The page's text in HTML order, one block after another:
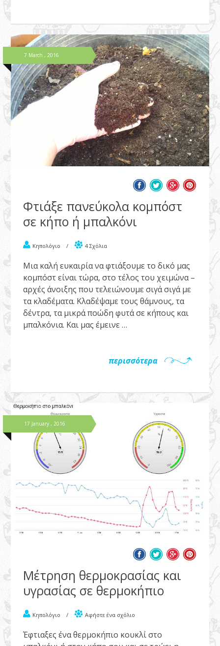
7 March , 2016
Φτιάξε πανεύκολα κομπόστ
σε κήπο ή μπαλκόνι
Κηπολόγιο / 4 Σχόλια
Μια καλή ευκαιρία να φτιάξουμε το δικό μας
κομπόστ είναι τώρα, στο τέλος του χειμώνα –
αρχές άνοιξης που τελειώνουμε σιγά σιγά με
τα κλαδέματα. Κλαδέψαμε τους θάμνους, τα
δέντρα, τα μικρά ποώδη φυτά σε κήπους και
μπαλκόνια. Και μας έμεινε …
περισσότερα
17 January , 2016
Μέτρηση θερμοκρασίας και
υγρασίας σε θερμοκήπιο
Κηπολόγιο / Αφήστε ένα σχόλιο
Έφτιαξες ένα θερμοκήπιο κουκλί στο